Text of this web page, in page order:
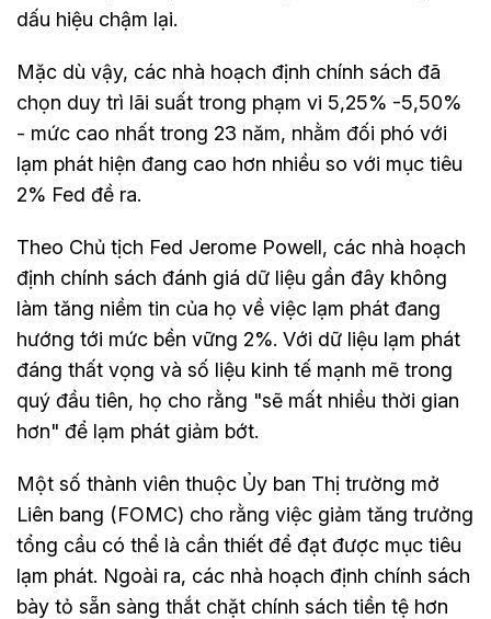
dấu hiệu chậm lại.
Mặc dù vậy, các nhà hoạch định chính sách đã
chọn duy trì lãi suất trong phạm vi 5,25% -5,50%
- mức cao nhất trong 23 năm, nhằm đối phó với
lạm phát hiện đang cao hơn nhiều so với mục tiêu
2% Fed đề ra.
Theo Chủ tịch Fed Jerome Powell, các nhà hoạch
định chính sách đánh giá dữ liệu gần đây không
làm tăng niềm tin của họ về việc lạm phát đang
hướng tới mức bền vững 2%. Với dữ liệu lạm phát
đáng thất vọng và số liệu kinh tế mạnh mẽ trong
quý đầu tiên, họ cho rằng "sẽ mất nhiều thời gian
hơn" để lạm phát giảm bớt.
Một số thành viên thuộc Ủy ban Thị trường mở
Liên bang (FOMC) cho rằng việc giảm tăng trưởng
tổng cầu có thể là cần thiết để đạt được mục tiêu
lạm phát. Ngoài ra, các nhà hoạch định chính sách
bày tỏ sẵn sàng thắt chặt chính sách tiền tệ hơn